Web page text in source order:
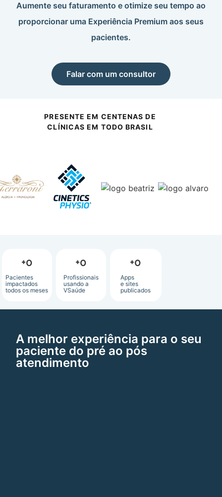
Aumente seu faturamento e otimize seu tempo ao
proporcionar uma Experiência Premium aos seus
pacientes.​
Falar com um consultor
PRESENTE EM CENTENAS DE
CLÍNICAS EM TODO BRASIL
Pacientes
impactados
todos os meses
+0
Profissionais
usando a
VSaúde
+0
Apps
e sites
publicados
+0
A melhor experiência para o seu
paciente do pré ao pós
atendimento